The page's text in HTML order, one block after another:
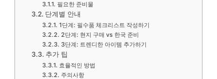
필요한 준비물
단계별 안내
1단계: 필수품 체크리스트 작성하기
2단계: 현지 구매 vs 한국 준비
3단계: 트렌디한 아이템 추가하기
추가 팁
효율적인 방법
주의사항